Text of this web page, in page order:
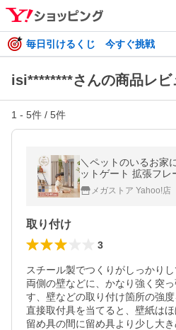
毎日引けるくじ 今すぐ挑戦
isi********さんの商品レビ
1 - 5件 / 5件
＼ペットのいるお家
ットゲート 拡張フレ
っ張り式 柵 室内 赤
グ キッチン 安全対策
メガストア Yahoo!店
取り付け
3
スチール製でつくりがしっかり
両側の壁などに、かなり強く突
す、壁などの取り付け箇所の強
直接取付具を当てると、壁紙は
留め具の間に留め具より少し大